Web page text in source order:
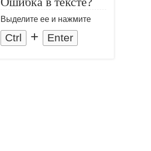
Выделите ее и нажмите
Ctrl + Enter